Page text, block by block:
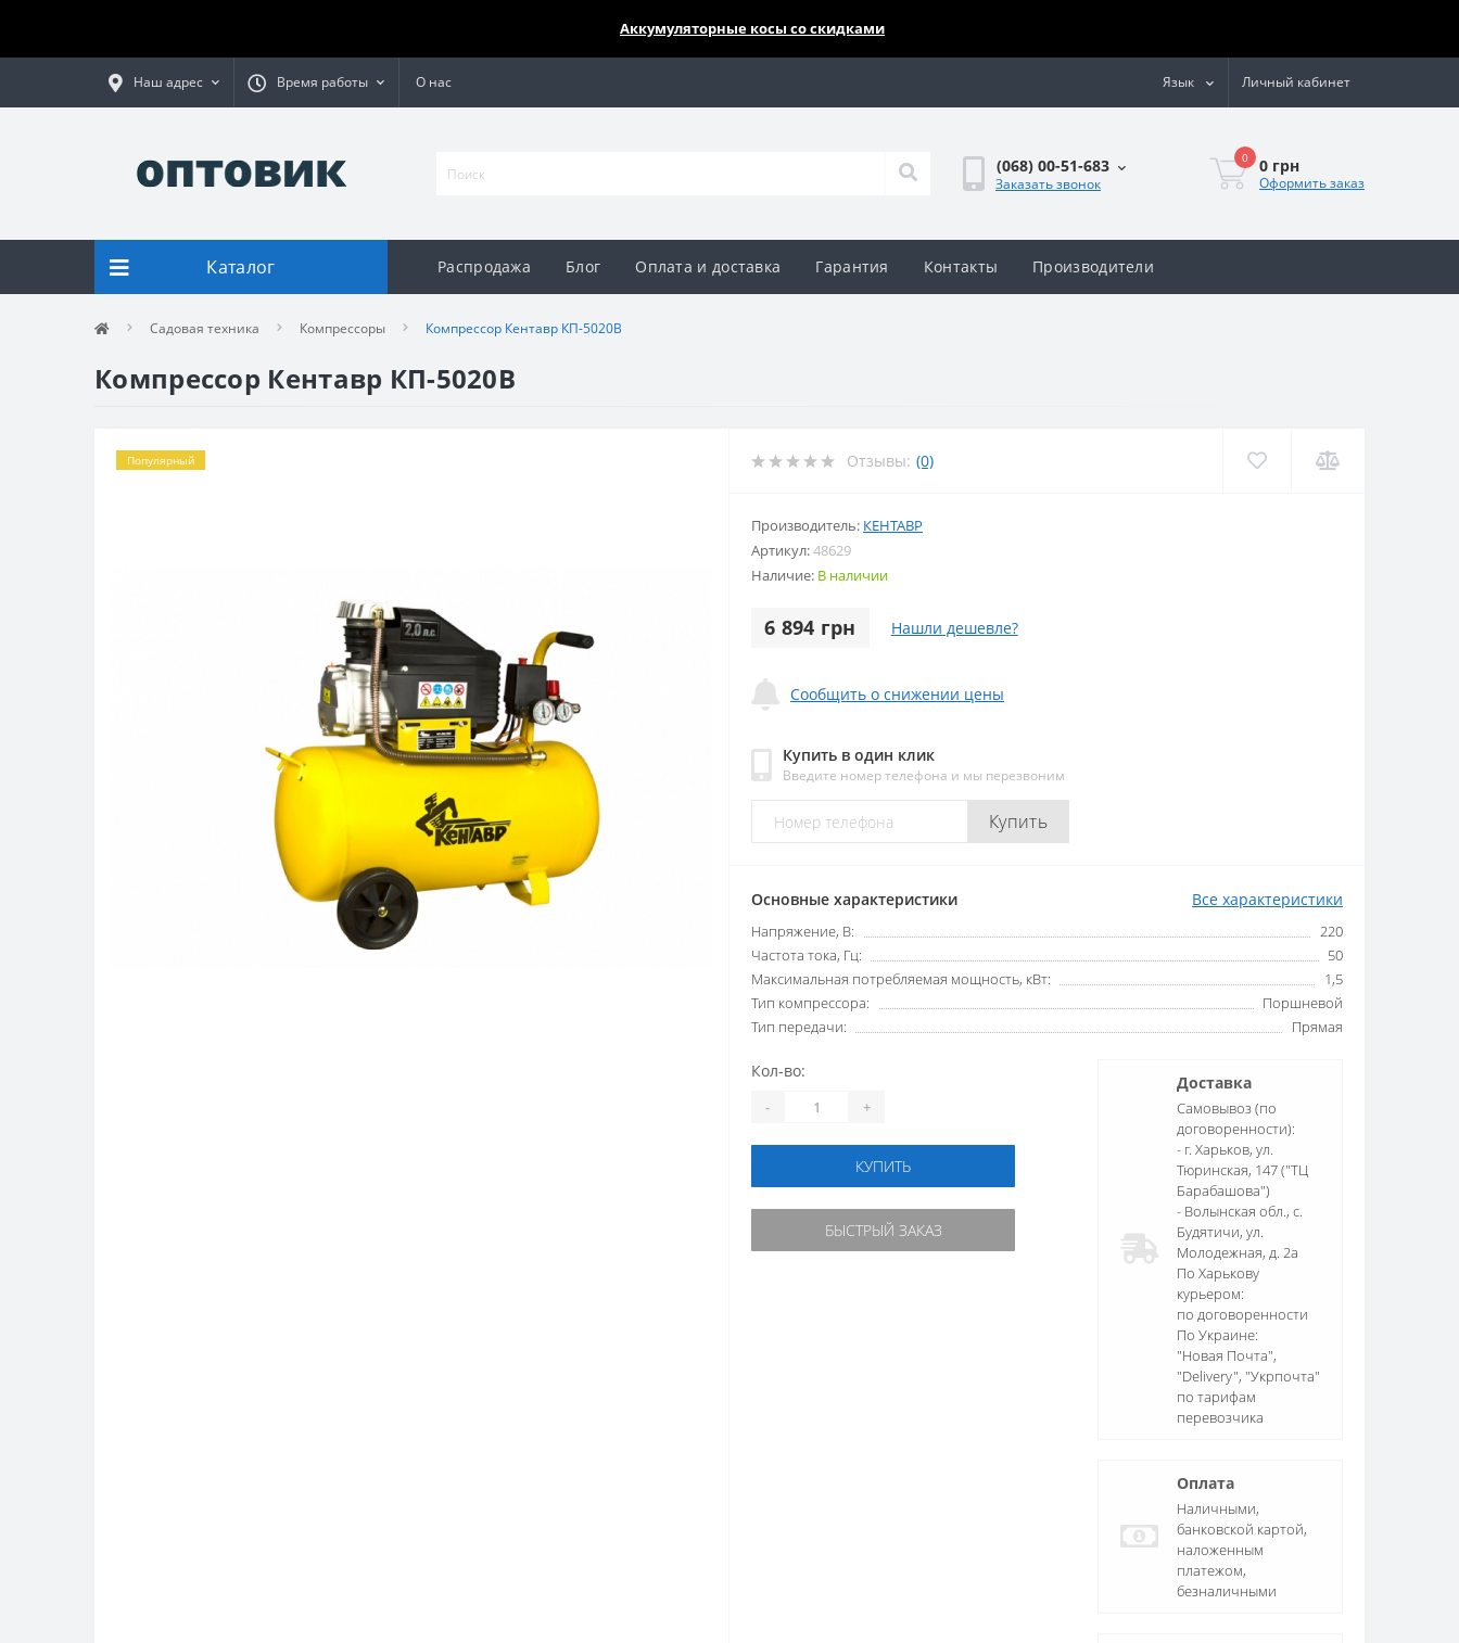
Аккумуляторные косы со скидками
Наш адрес Время работы О нас Язык Личный кабинет
(068) 00-51-683
Заказать звонок
0 0 грн
Оформить заказ
Каталог Распродажа Блог Оплата и доставка Гарантия Контакты Производители
Садовая техника Компрессоры Компрессор Кентавр КП-5020В
Компрессор Кентавр КП-5020В
Популярный Отзывы: (0)
Производитель: КЕНТАВР
Артикул:48629
Наличие: В наличии
6 894 грн Нашли дешевле?
Сообщить о снижении цены
Купить в один клик
Введите номер телефона и мы перезвоним
Купить
Основные характеристики Все характеристики
Напряжение, В:
220
Частота тока, Гц:
50
Максимальная потребляемая мощность, кВт:
1,5
Тип компрессора:
Поршневой
Тип передачи:
Прямая
Кол-во:
- +
КУПИТЬ
БЫСТРЫЙ ЗАКАЗ
Доставка
Самовывоз (по
договоренности):
- г. Харьков, ул.
Тюринская, 147 ("ТЦ
Барабашова")
- Волынская обл., c.
Будятичи, ул.
Молодежная, д. 2а
По Харькову
курьером:
по договоренности
По Украине:
"Новая Почта",
"Delivery", "Укрпочта"
по тарифам
перевозчика
Оплата
Наличными,
банковской картой,
наложенным
платежом,
безналичными